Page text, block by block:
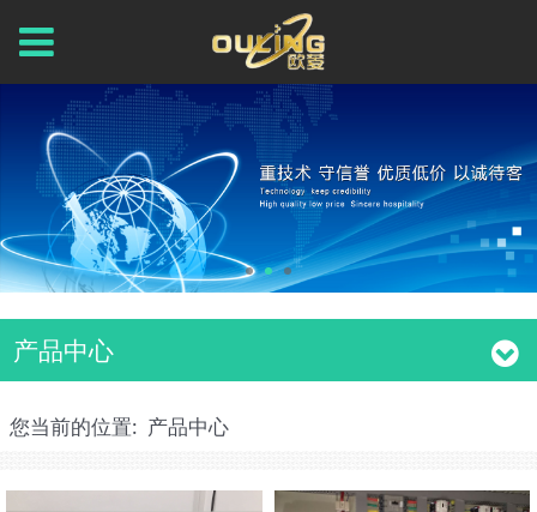
产品中心
您当前的位置: 产品中心